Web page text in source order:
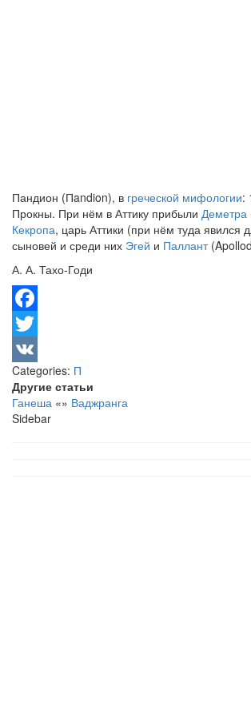
Пандион (Пandion), в греческой мифологии:
Прокны. При нём в Аттику прибыли Деметра
Кекропа, царь Аттики (при нём туда явился
сыновей и среди них Эгей и Паллант
А. А. Тахо-Годи
Facebook
Twitter
VK
Categories: П
Другие статьи
Ганеша «» Ваджранга
Sidebar